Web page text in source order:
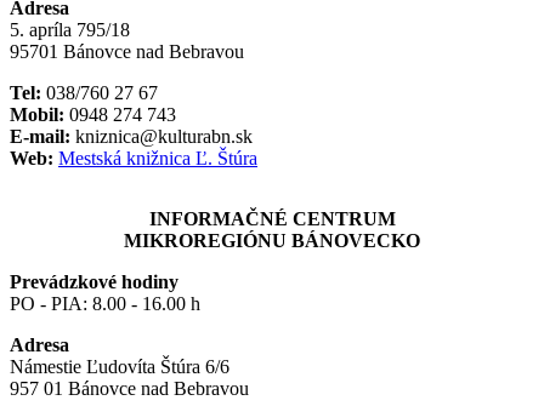
Adresa
5. apríla 795/18
95701 Bánovce nad Bebravou
Tel: 038/760 27 67
Mobil: 0948 274 743
E-mail: kniznica@kulturabn.sk
Web: Mestská knižnica Ľ. Štúra
INFORMAČNÉ CENTRUM
MIKROREGIÓNU BÁNOVECKO
Prevádzkové hodiny
PO - PIA: 8.00 - 16.00 h
Adresa
Námestie Ľudovíta Štúra 6/6
957 01 Bánovce nad Bebravou